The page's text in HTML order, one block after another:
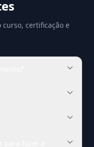
certificação e